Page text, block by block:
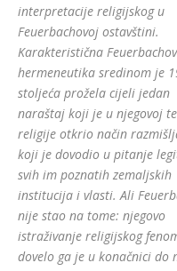
interpretacije religijskog u
Feuerbachovoj ostavštini.
Karakteristična
hermeneutika sredinom je
stoljeća prožela cijeli jedan
naraštaj koji je u njegovoj
religije otkrio način
koji je dovodio u pitanje
svih im poznatih zemaljskih
institucija i vlasti. Ali
nije stao na tome: njegovo
istraživanje religijskog
dovelo ga je u konačnici do